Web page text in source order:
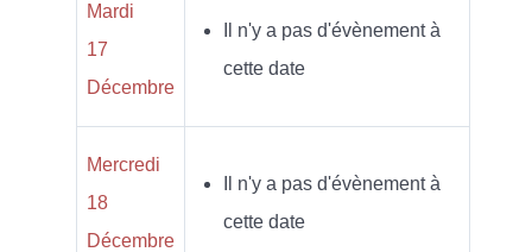
Mardi
17
Décembre
Il n'y a pas d'évènement à
cette date
Mercredi
18
Décembre
Il n'y a pas d'évènement à
cette date